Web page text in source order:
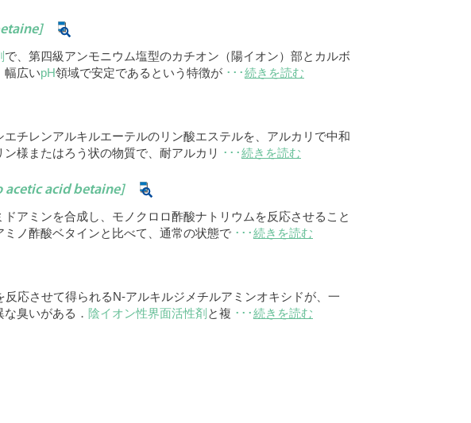
で、第四級アンモニウム塩型のカチオン（陽イオン）部とカルボ
幅広いpH領域で安定であるという特徴が ･･･続きを読む
チレンアルキルエーテルのリン酸エステルを、アルカリで中和
様またはろう状の物質で、耐アルカリ ･･･続きを読む
acid betaine]
アミンを合成し、モノクロロ酢酸ナトリウムを反応させること
ミノ酢酸ベタインと比べて、通常の状態で ･･･続きを読む
反応させて得られるN-アルキルジメチルアミンオキシドが、一
臭いがある． 陰イオン性界面活性剤 と複 ･･･続きを読む